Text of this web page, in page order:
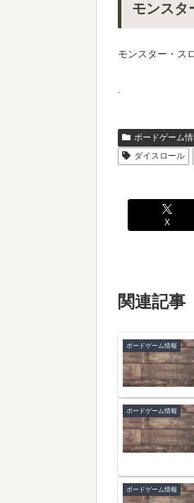
モンスタ
モンスター・ス
.
ボードゲーム
ダイスロール
X
関連記事
ボードゲーム情報
ボードゲーム情報
ボードゲーム情報